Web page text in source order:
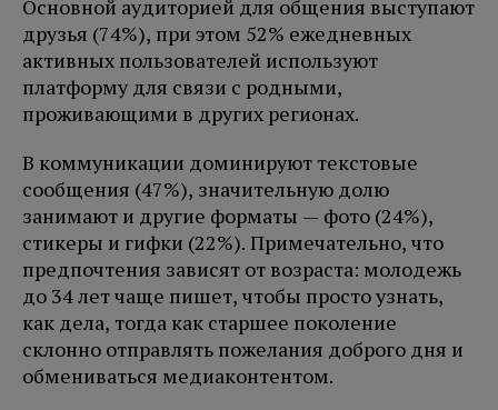
Основной аудиторией для общения выступают
друзья (74%), при этом 52% ежедневных
активных пользователей используют
платформу для связи с родными,
проживающими в других регионах.
В коммуникации доминируют текстовые
сообщения (47%), значительную долю
занимают и другие форматы — фото (24%),
стикеры и гифки (22%). Примечательно, что
предпочтения зависят от возраста: молодежь
до 34 лет чаще пишет, чтобы просто узнать,
как дела, тогда как старшее поколение
склонно отправлять пожелания доброго дня и
обмениваться медиаконтентом.